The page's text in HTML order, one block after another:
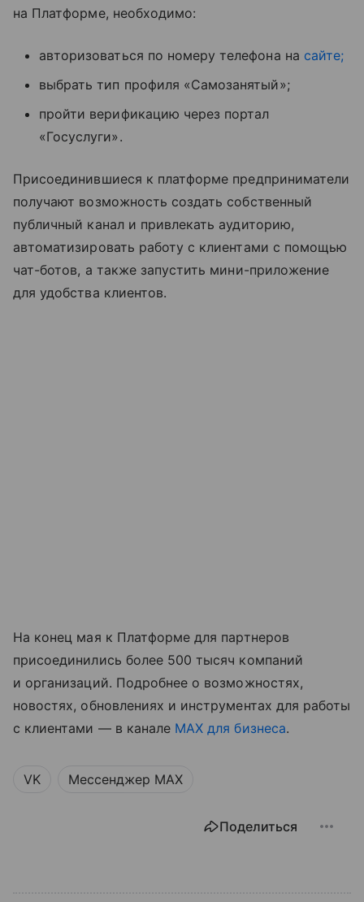
на Платформе, необходимо:
авторизоваться по номеру телефона на сайте;
выбрать тип профиля «Самозанятый»;
пройти верификацию через портал
«Госуслуги».
Присоединившиеся к платформе предприниматели
получают возможность создать собственный
публичный канал и привлекать аудиторию,
автоматизировать работу с клиентами с помощью
чат-ботов, а также запустить мини-приложение
для удобства клиентов.
На конец мая к Платформе для партнеров
присоединились более 500 тысяч компаний
и организаций. Подробнее о возможностях,
новостях, обновлениях и инструментах для работы
с клиентами — в канале MAX для бизнеса.
VK Мессенджер MAX
Поделиться